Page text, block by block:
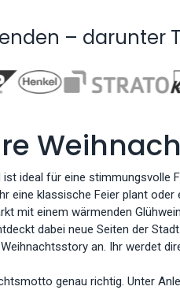
– darunter
ideal für eine
klassische Feier plant
mit einem wärmenden
dabei neue Seiten der
an. Ihr werdet
genau richtig. Unter